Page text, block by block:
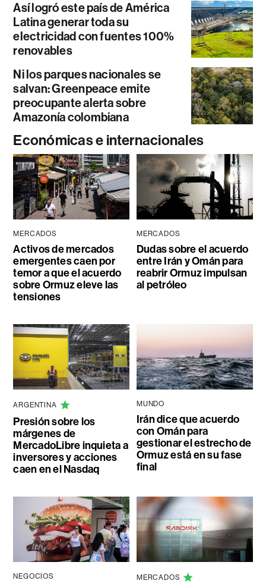
Así logró este país de América
Latina generar toda su
electricidad con fuentes 100%
renovables
Ni los parques nacionales se
salvan: Greenpeace emite
preocupante alerta sobre
Amazonía colombiana
Económicas e internacionales
MERCADOS
Activos de mercados
emergentes caen por
temor a que el acuerdo
sobre Ormuz eleve las
tensiones
MERCADOS
Dudas sobre el acuerdo
entre Irán y Omán para
reabrir Ormuz impulsan
al petróleo
ARGENTINA
Presión sobre los
márgenes de
MercadoLibre inquieta a
inversores y acciones
caen en el Nasdaq
MUNDO
Irán dice que acuerdo
con Omán para
gestionar el estrecho de
Ormuz está en su fase
final
NEGOCIOS MERCADOS